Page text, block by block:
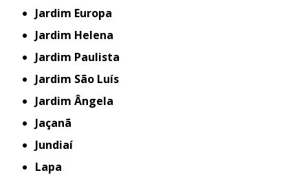
Jardim Europa
Jardim Helena
Jardim Paulista
Jardim São Luís
Jardim Ângela
Jaçanã
Jundiaí
Lapa